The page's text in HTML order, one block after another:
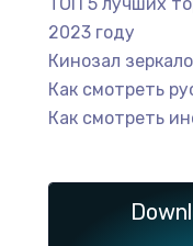
2023 году
Кинозал зеркало
Как смотреть
Как смотреть